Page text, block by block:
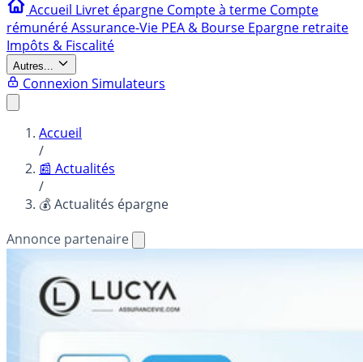
Accueil Livret épargne Compte à terme Compte
rémunéréAssurance-Vie PEA & Bourse Epargne retraite
Impôts & Fiscalité
Autres...
Connexion Simulateurs
Accueil
/
📰 Actualités
/
💰 Actualités épargne
Annonce partenaire